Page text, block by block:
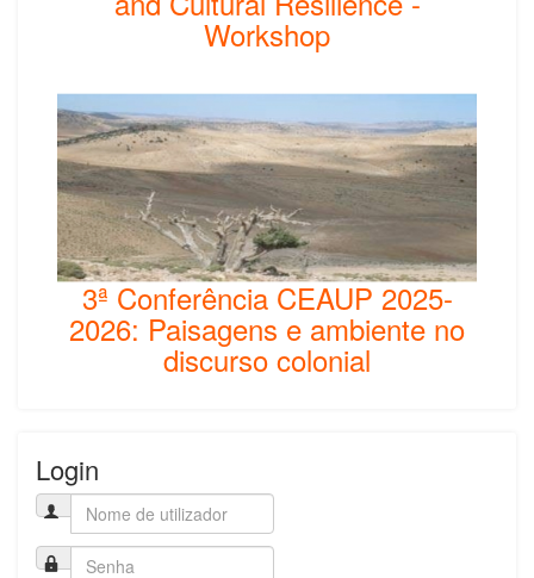
Workshop
3ª Conferência CEAUP 2025-
2026: Paisagens e ambiente no
discurso colonial
Login